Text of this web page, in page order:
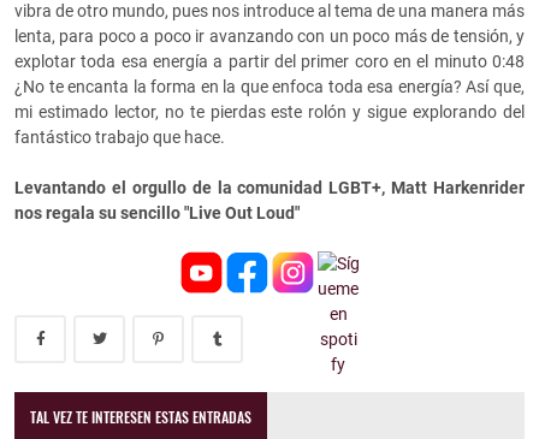
vibra de otro mundo, pues nos introduce al tema de una manera más
lenta, para poco a poco ir avanzando con un poco más de tensión, y
explotar toda esa energía a partir del primer coro en el minuto 0:48
¿No te encanta la forma en la que enfoca toda esa energía? Así que,
mi estimado lector, no te pierdas este rolón y sigue explorando del
fantástico trabajo que hace.
Levantando el orgullo de la comunidad LGBT+, Matt Harkenrider
nos regala su sencillo "Live Out Loud"
TAL VEZ TE INTERESEN ESTAS ENTRADAS